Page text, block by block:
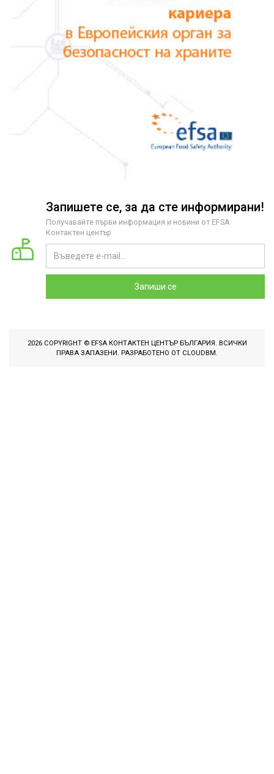
Запишете се, за да сте информирани!
Получавайте първи информация и новини от EFSA
Контактен център
Запиши се
2026 COPYRIGHT © EFSA КОНТАКТЕН ЦЕНТЪР БЪЛГАРИЯ. ВСИЧКИ
ПРАВА ЗАПАЗЕНИ. РАЗРАБОТЕНО ОТ CLOUDBM .